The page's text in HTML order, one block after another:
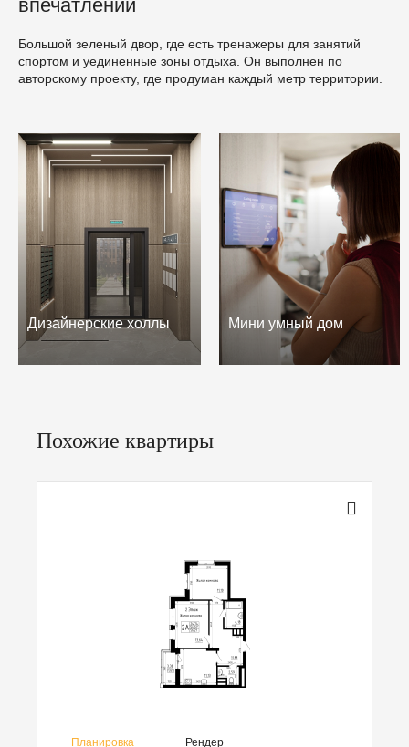
впечатлений
Большой зеленый двор, где есть тренажеры для занятий
спортом и уединенные зоны отдыха. Он выполнен по
авторскому проекту, где продуман каждый метр территории.
Дизайнерские холлы Мини умный дом
Похожие квартиры
Планировка Рендер